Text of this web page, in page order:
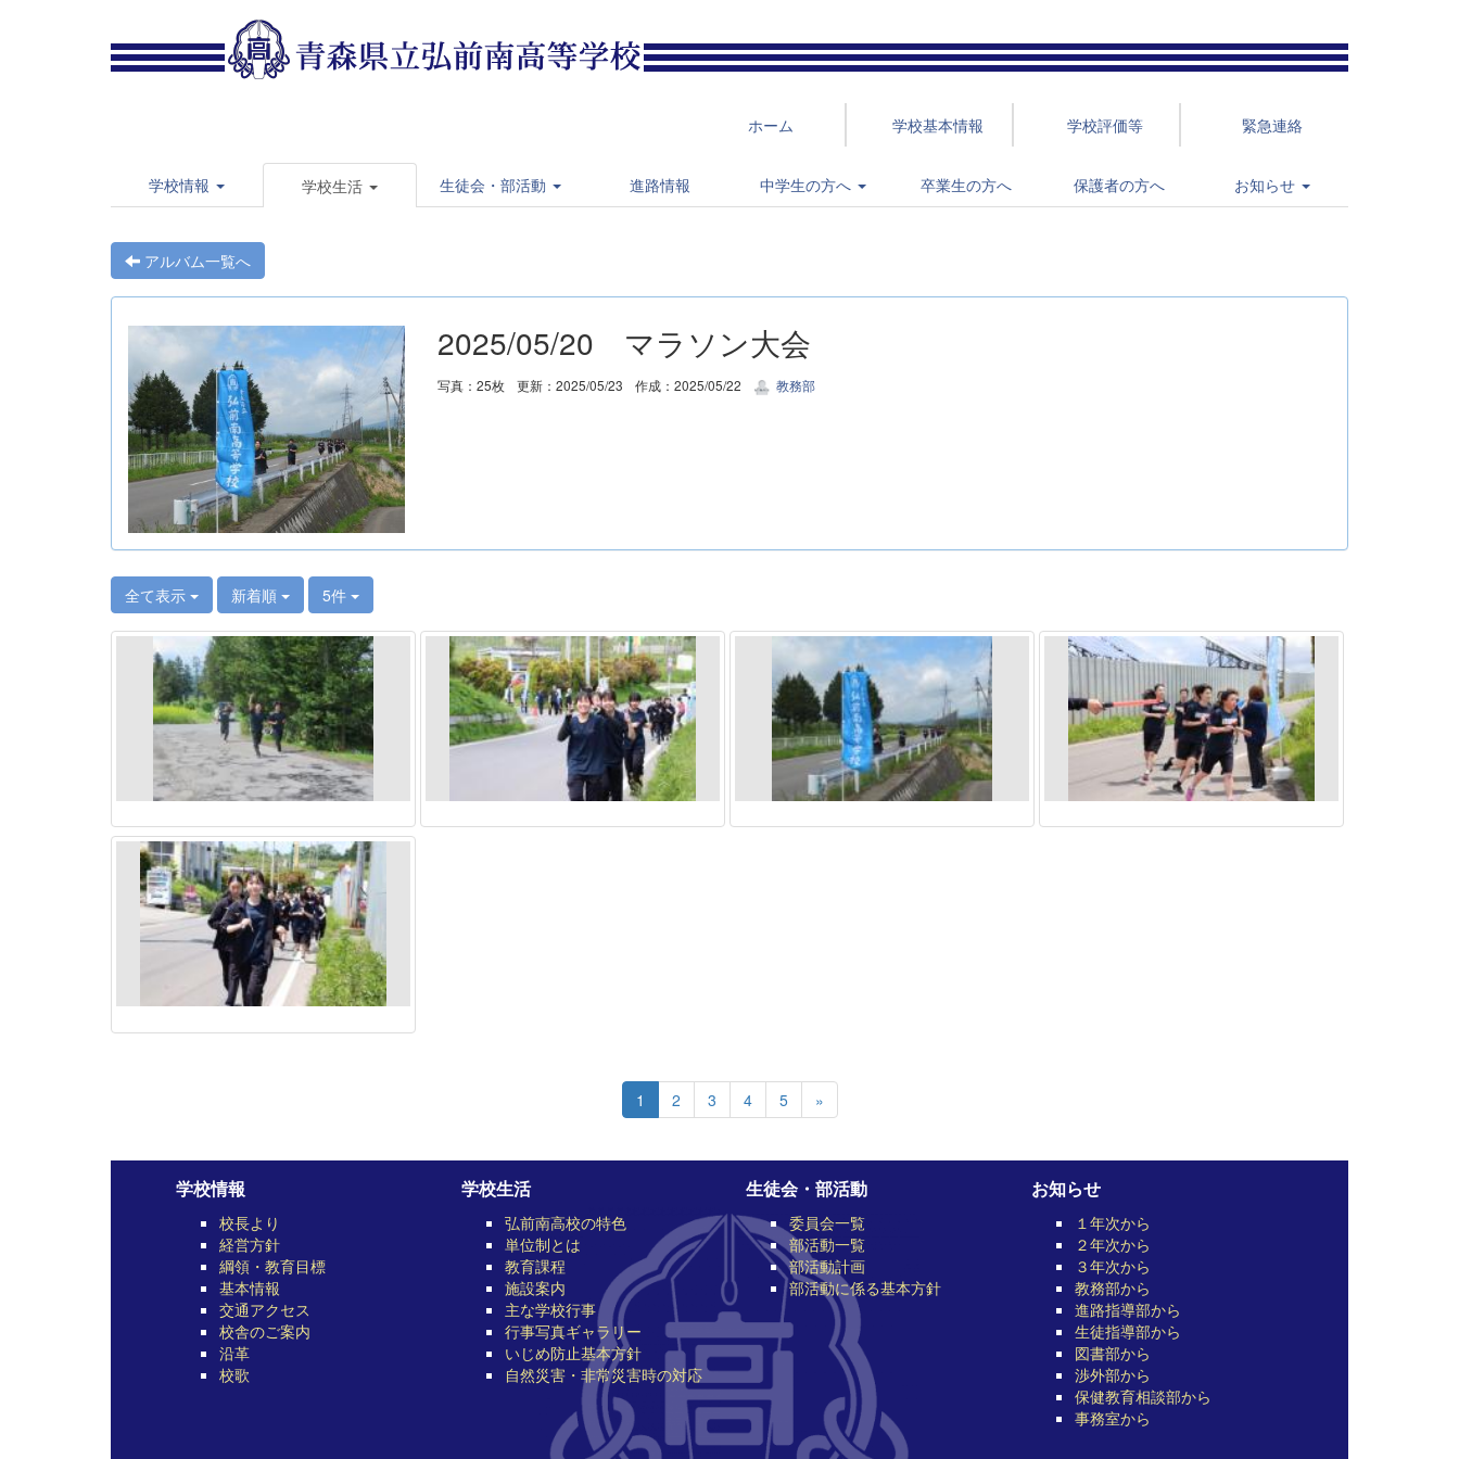
ホーム 学校基本情報 学校評価等 緊急連絡
学校情報 学校生活 生徒会・部活動 進路情報 中学生の方へ 卒業生の方へ 保護者の方へ お知らせ
アルバム一覧へ
2025/05/20 マラソン大会
写真：25枚 更新：2025/05/23 作成：2025/05/22 教務部
全て表示 新着順 5件
1 2 3 4 5 »
学校情報
校長より
経営方針
綱領・教育目標
基本情報
交通アクセス
校舎のご案内
沿革
校歌
学校生活
弘前南高校の特色
単位制とは
教育課程
施設案内
主な学校行事
行事写真ギャラリー
いじめ防止基本方針
自然災害・非常災害時の対応
生徒会・部活動
委員会一覧
部活動一覧
部活動計画
部活動に係る基本方針
お知らせ
１年次から
２年次から
３年次から
教務部から
進路指導部から
生徒指導部から
図書部から
渉外部から
保健教育相談部から
事務室から